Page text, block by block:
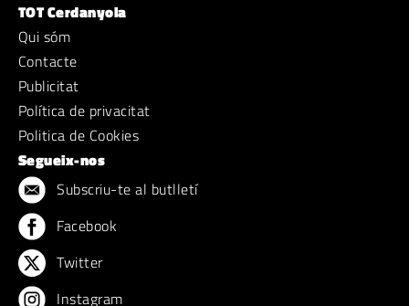
TOT Cerdanyola
Qui sóm
Contacte
Publicitat
Política de privacitat
Politica de Cookies
Segueix-nos
Subscriu-te al butlletí
Facebook
Twitter
Instagram